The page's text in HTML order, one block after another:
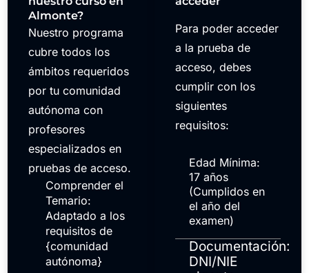
Almonte?
Nuestro programa
cubre todos los
ámbitos requeridos
por tu comunidad
autónoma con
profesores
especializados en
pruebas de acceso.
Comprender el
Temario:
Adaptado a los
requisitos de
{comunidad
autónoma}
Para poder acceder
a la prueba de
acceso, debes
cumplir con los
siguientes
requisitos:
Edad Mínima:
17 años
(Cumplidos en
el año del
examen)
Documentación:
DNI/NIE